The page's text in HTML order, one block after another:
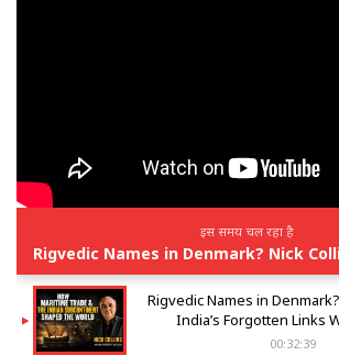
इस समय चल रहा है
Rigvedic Names in
India’s Forgotten Links
00:32:39